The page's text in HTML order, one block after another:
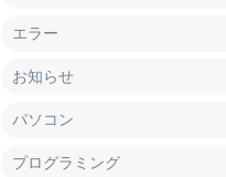
エラー
お知らせ
パソコン
プログラミング